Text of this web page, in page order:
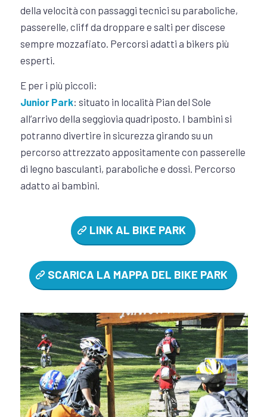
della velocità con passaggi tecnici su paraboliche,
passerelle, cliff da droppare e salti per discese
sempre mozzafiato. Percorsi adatti a bikers più
esperti.
E per i più piccoli:
Junior Park: situato in località Pian del Sole
all’arrivo della seggiovia quadriposto. I bambini si
potranno divertire in sicurezza girando su un
percorso attrezzato appositamente con passerelle
di legno basculanti, paraboliche e dossi. Percorso
adatto ai bambini.
LINK AL BIKE PARK
SCARICA LA MAPPA DEL BIKE PARK